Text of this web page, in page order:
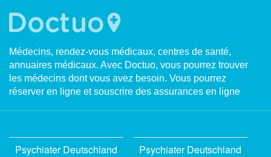
Médecins, rendez-vous médicaux, centres de santé,
annuaires médicaux. Avec Doctuo, vous pourrez trouver
les médecins dont vous avez besoin. Vous pourrez
réserver en ligne et souscrire des assurances en ligne
Psychiater Deutschland
Psychiater Deutschland